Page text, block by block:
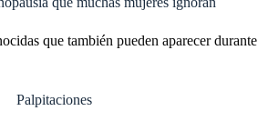
que también pueden aparecer durante
Palpitaciones